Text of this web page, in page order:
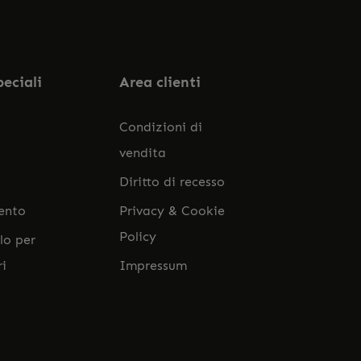
per
Area clienti
Condizioni di
vendita
Diritto di recesso
Privacy & Cookie
Policy
Impressum